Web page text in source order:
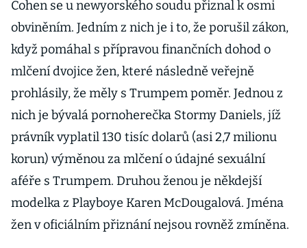
Cohen se u newyorského soudu přiznal k osmi
obviněním. Jedním z nich je i to, že porušil zákon,
když pomáhal s přípravou finančních dohod o
mlčení dvojice žen, které následně veřejně
prohlásily, že měly s Trumpem poměr. Jednou z
nich je bývalá pornoherečka Stormy Daniels, jíž
právník vyplatil 130 tisíc dolarů (asi 2,7 milionu
korun) výměnou za mlčení o údajné sexuální
aféře s Trumpem. Druhou ženou je někdejší
modelka z Playboye Karen McDougalová. Jména
žen v oficiálním přiznání nejsou rovněž zmíněna.